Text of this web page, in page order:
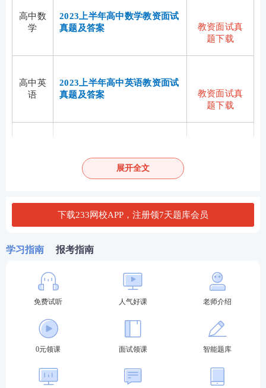
高中数
学
2023上半年高中数学教资面试
真题及答案
教资面试真
题下载
高中英
语
2023上半年高中英语教资面试
真题及答案
教资面试真
题下载
真题及答案
乐
2023上半年高中音乐教资面试
真题及答案
教资面试真
高中体
2023上半年高中体育教资面试
教资面试真
题下载
高中心
2023上半年高中心理健康教资
题下载
展开全文
下载233网校APP，注册领7天题库会员
学习指南 报考指南
免费试听 人气好课 老师介绍
0元领课 面试领课 智能题库